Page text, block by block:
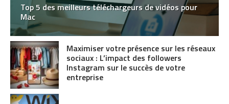
Top 5 des meilleurs téléchargeurs de vidéos pour
Mac
Maximiser votre présence sur les réseaux
sociaux : L’impact des followers
Instagram sur le succès de votre
entreprise